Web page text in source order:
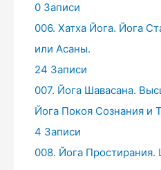
0 Записи
006. Хатха Йога. Йога
или Асаны.
24 Записи
007. Йога Шавасана.
Йога Покоя Сознания и
4 Записи
008. Йога Простирания.